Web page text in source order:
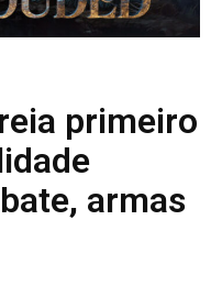
primeiro
armas